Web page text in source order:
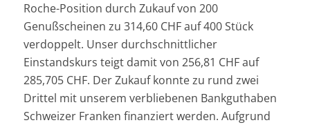
Roche-Position durch Zukauf von 200
Genußscheinen zu 314,60 CHF auf 400 Stück
verdoppelt. Unser durchschnittlicher
Einstandskurs teigt damit von 256,81 CHF auf
285,705 CHF. Der Zukauf konnte zu rund zwei
Drittel mit unserem verbliebenen Bankguthaben
Schweizer Franken finanziert werden. Aufgrund